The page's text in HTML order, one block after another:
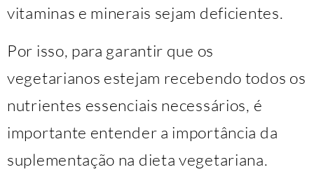
vitaminas e minerais sejam deficientes.
Por isso, para garantir que os
vegetarianos estejam recebendo todos os
nutrientes essenciais necessários, é
importante entender a importância da
suplementação na dieta vegetariana.